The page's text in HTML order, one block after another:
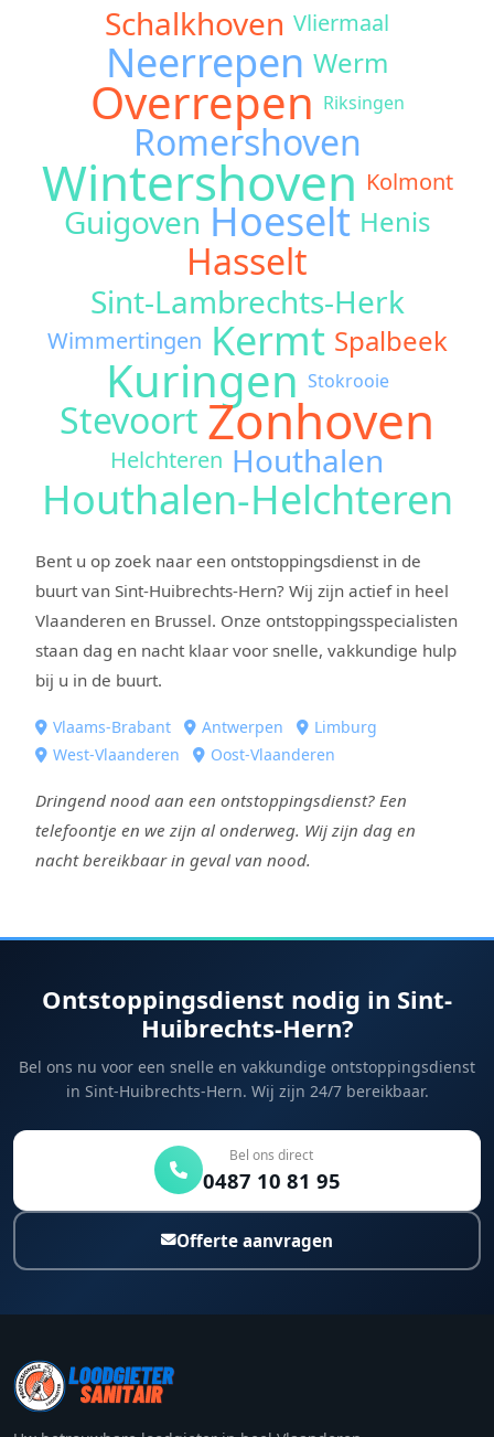
Schalkhoven Vliermaal
Neerrepen Werm
Overrepen Riksingen
Romershoven
Wintershoven Kolmont
Guigoven Hoeselt Henis
Hasselt
Sint-Lambrechts-Herk
Wimmertingen Kermt Spalbeek
Kuringen Stokrooie
Stevoort Zonhoven
Helchteren Houthalen
Houthalen-Helchteren
Bent u op zoek naar een ontstoppingsdienst in de
buurt van Sint-Huibrechts-Hern? Wij zijn actief in heel
Vlaanderen en Brussel. Onze ontstoppingsspecialisten
staan dag en nacht klaar voor snelle, vakkundige hulp
bij u in de buurt.
Vlaams-Brabant Antwerpen
Limburg
West-Vlaanderen
Oost-Vlaanderen
Dringend nood aan een ontstoppingsdienst? Een
telefoontje en we zijn al onderweg. Wij zijn dag en
nacht bereikbaar in geval van nood.
Ontstoppingsdienst nodig in Sint-
Huibrechts-Hern?
Bel ons nu voor een snelle en vakkundige ontstoppingsdienst
in Sint-Huibrechts-Hern. Wij zijn 24/7 bereikbaar.
Bel ons direct
0487 10 81 95
Offerte aanvragen